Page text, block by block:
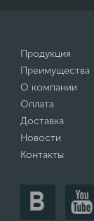
Продукция
Преимущества
О компании
Оплата
Доставка
Новости
Контакты